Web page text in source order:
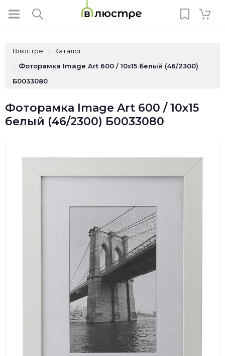
Влюстре / Каталог
/
Фоторамка Image Art 600 / 10х15 белый (46/2300)
Б0033080
Фоторамка Image Art 600 / 10х15
белый (46/2300) Б0033080